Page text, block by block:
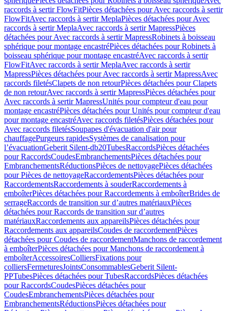
raccords à sertir FlowFitPièces détachées pour Avec raccords à sertir
FlowFitAvec raccords à sertir MeplaPièces détachées pour Avec
raccords à sertir MeplaAvec raccords à sertir MapressPièces
détachées pour Avec raccords à sertir MapressRobinets à boisseau
sphérique pour montage encastréPièces détachées pour Robinets à
boisseau sphérique pour montage encastréAvec raccords à sertir
FlowFitAvec raccords à sertir MeplaAvec raccords à sertir
MapressPièces détachées pour Avec raccords à sertir MapressAvec
raccords filetésClapets de non retourPièces détachées pour Clapets
de non retourAvec raccords à sertir MapressPièces détachées pour
Avec raccords à sertir MapressUnités pour compteur d'eau pour
montage encastréPièces détachées pour Unités pour compteur d'eau
pour montage encastréAvec raccords filetésPièces détachées pour
Avec raccords filetésSoupapes d'évacuation d'air pour
chauffagePurgeurs rapidesSystèmes de canalisation pour
l’évacuationGeberit Silent-db20TubesRaccordsPièces détachées
pour RaccordsCoudesEmbranchementsPièces détachées pour
EmbranchementsRéductionsPièces de nettoyagePièces détachées
pour Pièces de nettoyageRaccordementsPièces détachées pour
RaccordementsRaccordements à souderRaccordements à
emboîterPièces détachées pour Raccordements à emboîterBrides de
serrageRaccords de transition sur d’autres matériauxPièces
détachées pour Raccords de transition sur d’autres
matériauxRaccordements aux appareilsPièces détachées pour
Raccordements aux appareilsCoudes de raccordementPièces
détachées pour Coudes de raccordementManchons de raccordement
à emboîterPièces détachées pour Manchons de raccordement à
emboîterAccessoiresColliersFixations pour
colliersFermeturesJointsConsommablesGeberit Silent-
PPTubesPièces détachées pour TubesRaccordsPièces détachées
pour RaccordsCoudesPièces détachées pour
CoudesEmbranchementsPièces détachées pour
EmbranchementsRéductionsPièces détachées pour